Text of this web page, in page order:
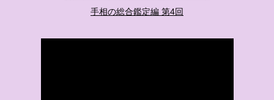
手相の総合鑑定編 第4回